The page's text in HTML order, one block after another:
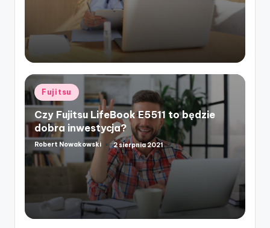
Posted
in
Fujitsu
Czy Fujitsu LifeBook E5511 to będzie
dobra inwestycja?
Posted
by
Robert Nowakowski 2 sierpnia 2021